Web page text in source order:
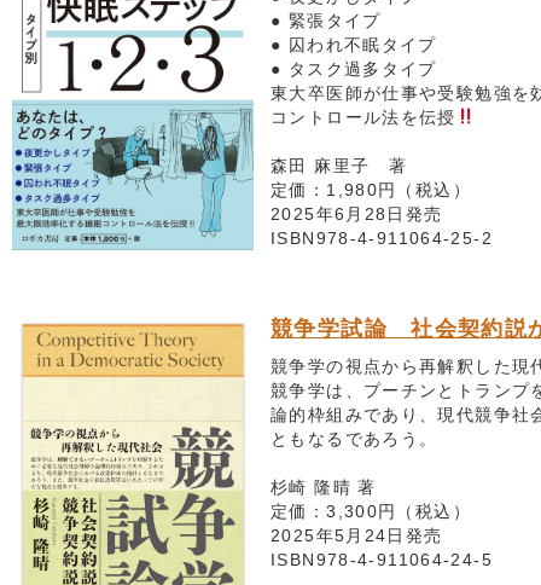
● 緊張タイプ
● 囚われ不眠タイプ
● タスク過多タイプ
東大卒医師が仕事や受験勉強を
コントロール法を伝授
森田 麻里子 著
定価：1,980円（税込）
2025年6月28日発売
ISBN978-4-911064-25-2
競争学試論 社会契約説
競争学の視点から再解釈した現
競争学は、プーチンとトランプ
論的枠組みであり、現代競争社
ともなるであろう。
杉崎 隆晴 著
定価：3,300円（税込）
2025年5月24日発売
ISBN978-4-911064-24-5